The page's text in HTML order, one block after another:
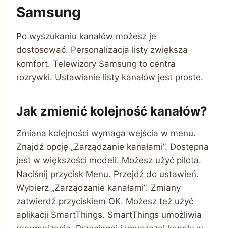
Samsung
Po wyszukaniu kanałów możesz je
dostosować. Personalizacja listy zwiększa
komfort. Telewizory Samsung to centra
rozrywki. Ustawianie listy kanałów jest proste.
Jak zmienić kolejność kanałów?
Zmiana kolejności wymaga wejścia w menu.
Znajdź opcję „Zarządzanie kanałami”. Dostępna
jest w większości modeli. Możesz użyć pilota.
Naciśnij przycisk Menu. Przejdź do ustawień.
Wybierz „Zarządzanie kanałami”. Zmiany
zatwierdź przyciskiem OK. Możesz też użyć
aplikacji SmartThings. SmartThings umożliwia